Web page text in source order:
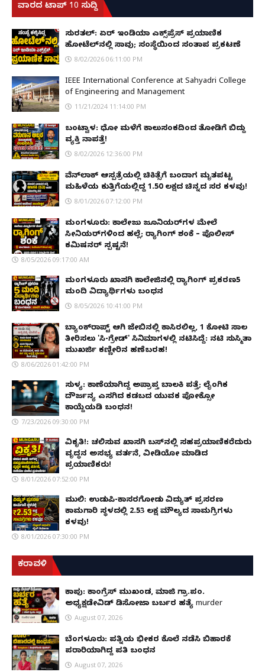
ವಾರದ ಟಾಪ್ 10 ಸುದ್ದಿ
ಸುರತ್ಕಲ್: ಏರ್ ಇಂಡಿಯಾ ಎಕ್ಸ್‌ಪ್ರೆಸ್ ಪ್ರಯಾಣಿಕ
ಹೋಟೆಲ್‌ನಲ್ಲಿ ಸಾವು; ಸಂಸ್ಥೆಯಿಂದ ಸಂತಾಪ ಪ್ರಕಟಣೆ
8/02/2026 06:11:00 PM
IEEE International Conference at Sahyadri College
of Engineering and Management
11/21/2024 11:14:00 PM
ಬಂಟ್ವಾಳ: ಧೋ ಮಳೆಗೆ ಕಾಲುಸಂಕದಿಂದ ತೋಡಿಗೆ ಬಿದ್ದು
ವ್ಯಕ್ತಿ ನಾಪತ್ತೆ!
8/02/2026 12:36:00 PM
ವೆನ್‌ಲಾಕ್ ಆಸ್ಪತ್ರೆಯಲ್ಲಿ ಚಿಕಿತ್ಸೆಗೆ ಬಂದಾಗ ಮೃತಪಟ್ಟ
ಮಹಿಳೆಯ ಕುತ್ತಿಗೆಯಲ್ಲಿದ್ದ ₹1.50 ಲಕ್ಷದ ಚಿನ್ನದ ಸರ ಕಳವು!
8/01/2026 07:12:00 PM
ಮಂಗಳೂರು: ಕಾಲೇಜು ಜೂನಿಯರ್‌ಗಳ ಮೇಲೆ
ಸೀನಿಯರ್‌ಗಳಿಂದ ಹಲ್ಲೆ; ರ‌್ಯಾಗಿಂಗ್ ಶಂಕೆ – ಪೊಲೀಸ್
ಕಮಿಷನರ್ ಸ್ಪಷ್ಟನೆ!
8/05/2026 09:17:00 AM
ಮಂಗಳೂರು ಖಾಸಗಿ ಕಾಲೇಜಿನಲ್ಲಿ ರ‌್ಯಾಗಿಂಗ್ ಪ್ರಕರಣ5
ಮಂದಿ ವಿದ್ಯಾರ್ಥಿಗಳು ಬಂಧನ
8/05/2026 10:41:00 PM
ಬ್ಯಾಂಕ್‌ರಾಪ್ಟ್‌ ಆಗಿ ಜೇಬಿನಲ್ಲಿ ಕಾಸಿರಲಿಲ್ಲ, ₹1 ಕೋಟಿ ಸಾಲ
ತೀರಿಸಲು 'ಸಿ-ಗ್ರೇಡ್' ಸಿನಿಮಾಗಳಲ್ಲಿ ನಟಿಸಿದ್ದೆ: ನಟಿ ಸುಸ್ಮಿತಾ
ಮುಖರ್ಜಿ ಕಣ್ಣೀರಿನ ಹಣೆಬರಹ!
8/06/2026 01:42:00 PM
ಸುಳ್ಯ: ಕಾಣೆಯಾಗಿದ್ದ ಅಪ್ರಾಪ್ತ ಬಾಲಕಿ ಪತ್ತೆ; ಲೈಂಗಿಕ
ದೌರ್ಜನ್ಯ ಎಸಗಿದ ಕಡಬದ ಯುವಕ ಪೋಕ್ಸೋ
ಕಾಯ್ದೆಯಡಿ ಬಂಧನ!
7/23/2026 09:30:00 PM
ವಿಕೃತಿ!: ಚಲಿಸುವ ಖಾಸಗಿ ಬಸ್‌ನಲ್ಲಿ ಸಹಪ್ರಯಾಣಿಕರೆದುರು
ವೃದ್ಧನ ಅಸಭ್ಯ ವರ್ತನೆ, ವೀಡಿಯೋ ಮಾಡಿದ
ಪ್ರಯಾಣಿಕರು!
8/01/2026 07:52:00 PM
ಮುಲ್ಕಿ: ಉಡುಪಿ-ಕಾಸರಗೋಡು ವಿದ್ಯುತ್ ಪ್ರಸರಣ
ಕಾಮಗಾರಿ ಸ್ಥಳದಲ್ಲಿ ₹2.53 ಲಕ್ಷ ಮೌಲ್ಯದ ಸಾಮಗ್ರಿಗಳು
ಕಳವು!
8/01/2026 07:30:00 PM
ಕರಾವಳಿ
ಕಾಪು: ಕಾಂಗ್ರೆಸ್ ಮುಖಂಡ, ಮಾಜಿ ಗ್ರಾ.ಪಂ.
ಅಧ್ಯಕ್ಷಡೇವಿಡ್ ಡಿಸೋಜಾ ಬರ್ಬರ ಹತ್ಯೆ murder
August 07, 2026
ಬೆಂಗಳೂರು: ಪತ್ನಿಯ ಭೀಕರ ಕೊಲೆ ನಡೆಸಿ ಬಿಹಾರಕ್ಕೆ
ಪರಾರಿಯಾಗಿದ್ದ ಪತಿ ಬಂಧನ
August 07, 2026